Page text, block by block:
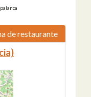
de restaurante